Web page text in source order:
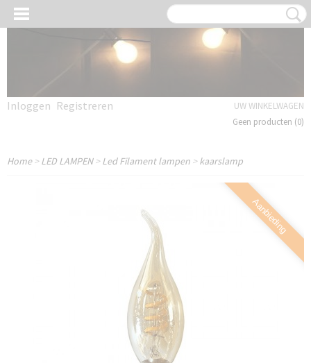
Inloggen Registreren
UW WINKELWAGEN
Geen producten (0)
Home>LED LAMPEN>Led Filament lampen >kaarslamp
Aanbieding